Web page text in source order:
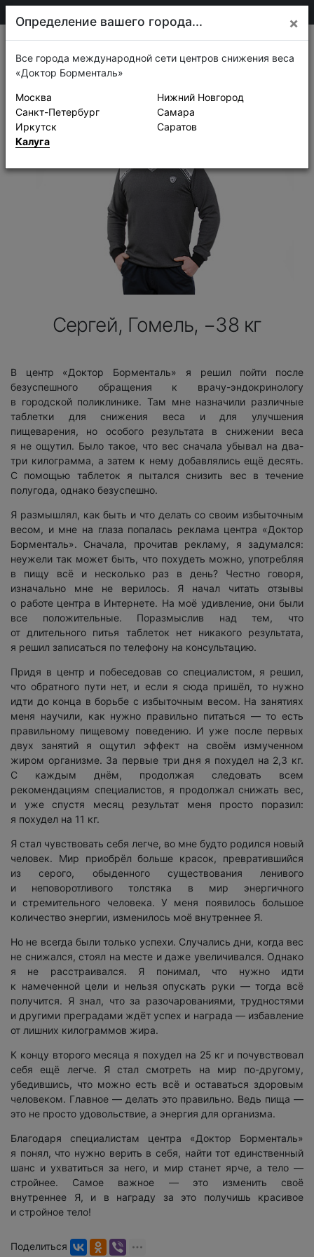
Истории успеха
Сергей, Гомель, −38 кг
В центр «Доктор Борменталь» я решил пойти после
безуспешного обращения к врачу-эндокринологу
в городской поликлинике. Там мне назначили различные
таблетки для снижения веса и для улучшения
пищеварения, но особого результата в снижении веса
я не ощутил. Было такое, что вес сначала убывал на два-
три килограмма, а затем к нему добавлялись ещё десять.
С помощью таблеток я пытался снизить вес в течение
полугода, однако безуспешно.
Я размышлял, как быть и что делать со своим избыточным
весом, и мне на глаза попалась реклама центра «Доктор
Борменталь». Сначала, прочитав рекламу, я задумался:
неужели так может быть, что похудеть можно, употребляя
в пищу всё и несколько раз в день? Честно говоря,
изначально мне не верилось. Я начал читать отзывы
о работе центра в Интернете. На моё удивление, они были
все положительные. Поразмыслив над тем, что
от длительного питья таблеток нет никакого результата,
я решил записаться по телефону на консультацию.
Придя в центр и побеседовав со специалистом, я решил,
что обратного пути нет, и если я сюда пришёл, то нужно
идти до конца в борьбе с избыточным весом. На занятиях
меня научили, как нужно правильно питаться — то есть
правильному пищевому поведению. И уже после первых
двух занятий я ощутил эффект на своём измученном
жиром организме. За первые три дня я похудел на 2,3 кг.
С каждым днём, продолжая следовать всем
рекомендациям специалистов, я продолжал снижать вес,
и уже спустя месяц результат меня просто поразил:
я похудел на 11 кг.
Я стал чувствовать себя легче, во мне будто родился новый
человек. Мир приобрёл больше красок, превратившийся
из серого, обыденного существования ленивого
и неповоротливого толстяка в мир энергичного
и стремительного человека. У меня появилось большое
количество энергии, изменилось моё внутреннее Я.
Но не всегда были только успехи. Случались дни, когда вес
не снижался, стоял на месте и даже увеличивался. Однако
я не расстраивался. Я понимал, что нужно идти
к намеченной цели и нельзя опускать руки — тогда всё
получится. Я знал, что за разочарованиями, трудностями
и другими преградами ждёт успех и награда — избавление
от лишних килограммов жира.
К концу второго месяца я похудел на 25 кг и почувствовал
себя ещё легче. Я стал смотреть на мир по-другому,
убедившись, что можно есть всё и оставаться здоровым
человеком. Главное — делать это правильно. Ведь пища —
это не просто удовольствие, а энергия для организма.
Благодаря специалистам центра «Доктор Борменталь»
я понял, что нужно верить в себя, найти тот единственный
шанс и ухватиться за него, и мир станет ярче, а тело —
стройнее. Самое важное — это изменить своё
внутреннее Я, и в награду за это получишь красивое
и стройное тело!
Поделиться
Определение вашего города... ×
Все города международной сети центров снижения веса
«Доктор Борменталь»
Москва
Санкт-Петербург
Иркутск
Калуга
Нижний Новгород
Самара
Саратов